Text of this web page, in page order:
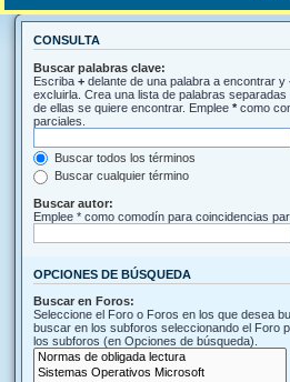
CONSULTA
Buscar palabras clave:
Escriba + delante de una palabra a encontrar y
excluirla. Crea una lista de palabras separadas
de ellas se quiere encontrar. Emplee * como
parciales.
Buscar todos los términos
Buscar cualquier término
Buscar autor:
Emplee * como comodín para coincidencias
OPCIONES DE BÚSQUEDA
Buscar en Foros:
Seleccione el Foro o Foros en los que desea
buscar en los subforos seleccionando el Foro
los subforos (en Opciones de búsqueda).